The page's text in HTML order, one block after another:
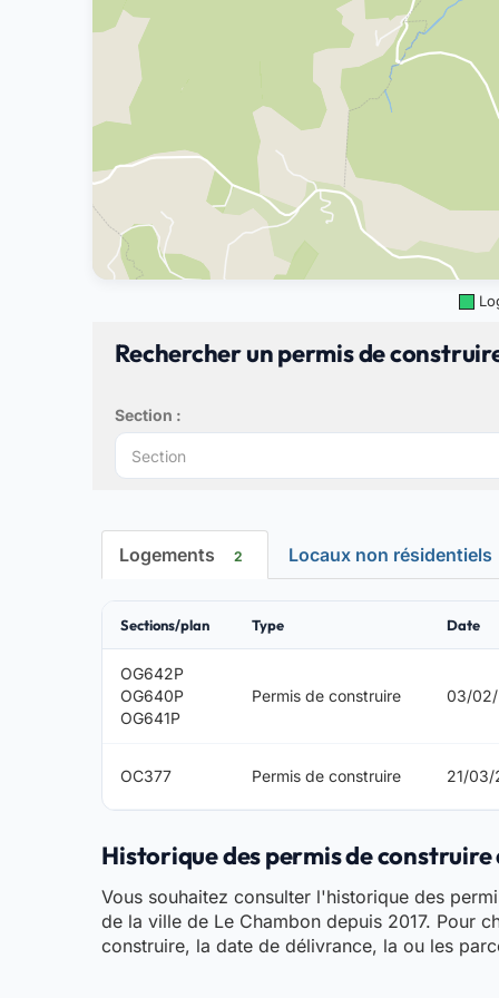
Rechercher un permis de
Section :
Logements 2 Locaux non résidentiels
Sections/plan Type Date
OG642P
OG640P
OG641P
Permis de construire 03/
OC377 Permis de construire 21/
Historique des permis de construire
Vous souhaitez consulter l'historique des
de la ville de Le Chambon depuis 2017. Pour
construire, la date de délivrance, la ou les